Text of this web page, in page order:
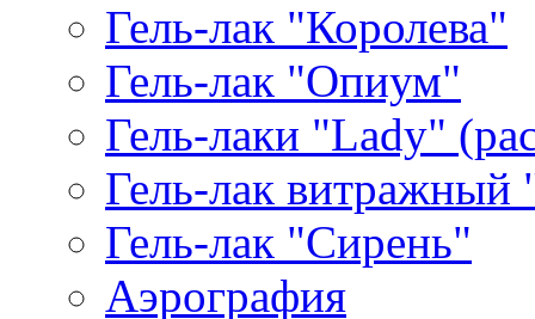
Гель-лак "Королева"
Гель-лак "Опиум"
Гель-лаки "Lady"
Гель-лак витражный
Гель-лак "Сирень"
Аэрография